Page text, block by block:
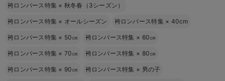
袴ロンパース特集 × 秋冬春（3シーズン）
袴ロンパース特集 × オールシーズン 袴ロンパース特集 × 40cm
袴ロンパース特集 × 50㎝ 袴ロンパース特集 × 60㎝
袴ロンパース特集 × 70㎝ 袴ロンパース特集 × 80㎝
袴ロンパース特集 × 90㎝ 袴ロンパース特集 × 男の子